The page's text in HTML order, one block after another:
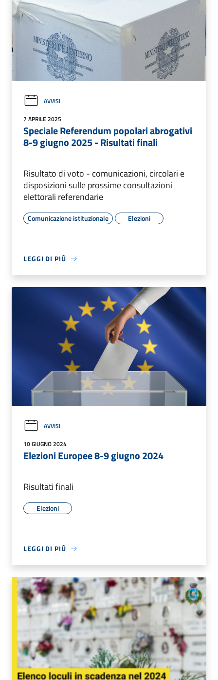
AVVISI
7 APRILE 2025
Speciale Referendum popolari abrogativi
8-9 giugno 2025 - Risultati finali
Risultato di voto - comunicazioni, circolari e
disposizioni sulle prossime consultazioni
elettorali referendarie
Comunicazione istituzionale Elezioni
LEGGI DI PIÙ
AVVISI
10 GIUGNO 2024
Elezioni Europee 8-9 giugno 2024
Risultati finali
Elezioni
LEGGI DI PIÙ